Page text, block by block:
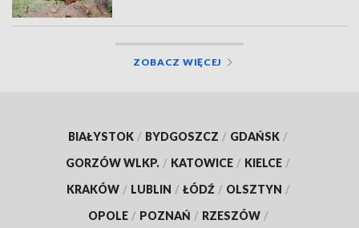
ZOBACZ WIĘCEJ
BIAŁYSTOK / BYDGOSZCZ / GDAŃSK /
GORZÓW WLKP. / KATOWICE / KIELCE /
KRAKÓW / LUBLIN / ŁÓDŹ / OLSZTYN /
OPOLE / POZNAŃ / RZESZÓW /